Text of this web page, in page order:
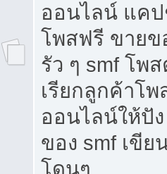
ออนไลน์ แค
โพสฟรี ขายข
รัว ๆ smf โพ
เรียกลูกค้าโ
ออนไลน์ให้ปั
ของ smf เขี
โดนๆ